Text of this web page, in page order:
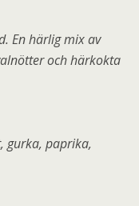
En härlig mix av
och härkokta
gurka, paprika,